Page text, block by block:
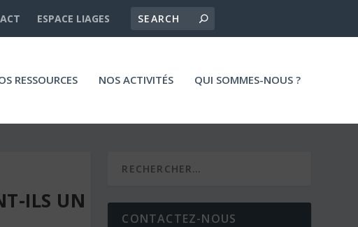
ESPACE LIAGES
RESSOURCES NOS ACTIVITÉS QUI SOMMES-NOUS ?
ILS UN
CONTACTEZ-NOUS